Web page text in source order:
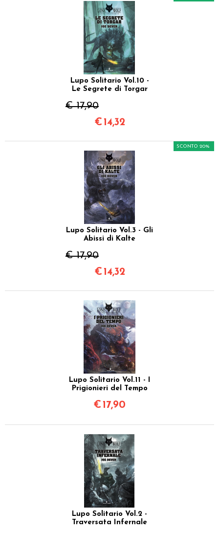
Lupo Solitario Vol.10 -
Le Segrete di Torgar
€ 17,90
€ 14,32
Lupo Solitario Vol.3 - Gli
Abissi di Kalte
€ 17,90
SCONTO 20%
€ 14,32
Lupo Solitario Vol.11 - I
Prigionieri del Tempo
€ 17,90
Lupo Solitario Vol.2 -
Traversata Infernale